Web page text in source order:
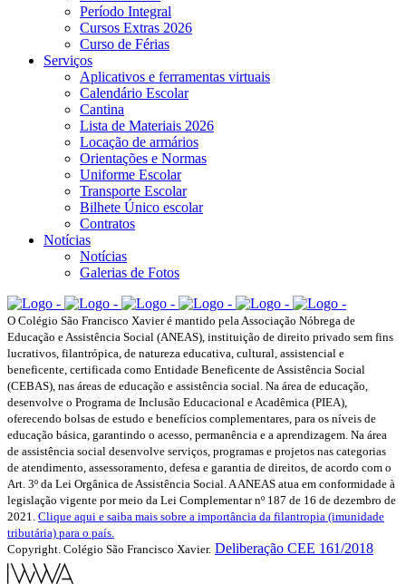
Período Integral
Cursos Extras 2026
Curso de Férias
Serviços
Aplicativos e ferramentas virtuais
Calendário Escolar
Cantina
Lista de Materiais 2026
Locação de armários
Orientações e Normas
Uniforme Escolar
Transporte Escolar
Bilhete Único escolar
Contratos
Notícias
Notícias
Galerias de Fotos
O Colégio São Francisco Xavier é mantido pela Associação Nóbrega de
Educação e Assistência Social (ANEAS), instituição de direito privado sem fins
lucrativos, filantrópica, de natureza educativa, cultural, assistencial e
beneficente, certificada como Entidade Beneficente de Assistência Social
(CEBAS), nas áreas de educação e assistência social. Na área de educação,
desenvolve o Programa de Inclusão Educacional e Acadêmica (PIEA),
oferecendo bolsas de estudo e benefícios complementares, para os níveis de
educação básica, garantindo o acesso, permanência e a aprendizagem. Na área
de assistência social desenvolve serviços, programas e projetos nas categorias
de atendimento, assessoramento, defesa e garantia de direitos, de acordo com o
Art. 3º da Lei Orgânica de Assistência Social. A ANEAS atua em conformidade à
legislação vigente por meio da Lei Complementar nº 187 de 16 de dezembro de
2021. Clique aqui e saiba mais sobre a importância da filantropia (imunidade
tributária) para o país.
Copyright. Colégio São Francisco Xavier. Deliberação CEE 161/2018